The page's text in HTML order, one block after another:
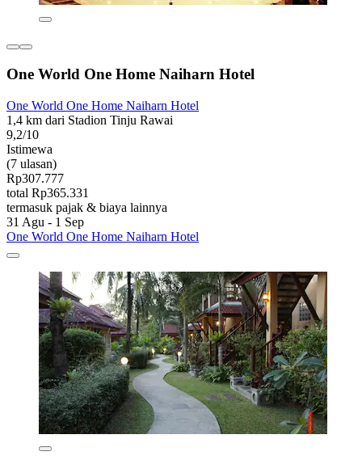
One World One Home Naiharn Hotel
One World One Home Naiharn Hotel
1,4 km dari Stadion Tinju Rawai
9,2/10
Istimewa
(7 ulasan)
Rp307.777
total Rp365.331
termasuk pajak & biaya lainnya
31 Agu - 1 Sep
One World One Home Naiharn Hotel